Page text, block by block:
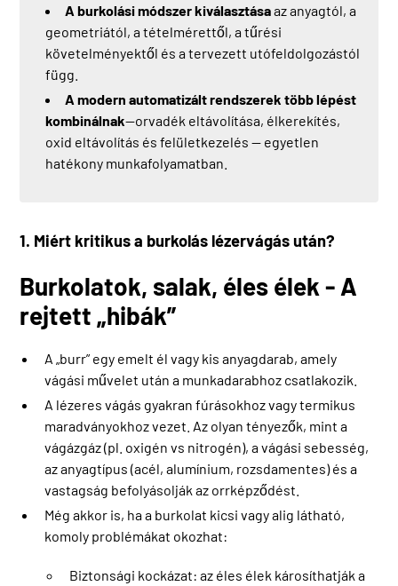
A burkolási módszer kiválasztásaaz anyagtól, a
geometriától, a tételmérettől, a tűrési
követelményektől és a tervezett utófeldolgozástól
függ.
A modern automatizált rendszerek több lépést
kombinálnak—orvadék eltávolítása, élkerekítés,
oxid eltávolítás és felületkezelés — egyetlen
hatékony munkafolyamatban.
1. Miért kritikus a burkolás lézervágás után?
Burkolatok, salak, éles élek - A
rejtett „hibák”
A „burr” egy emelt él vagy kis anyagdarab, amely
vágási művelet után a munkadarabhoz csatlakozik.
A lézeres vágás gyakran fúrásokhoz vagy termikus
maradványokhoz vezet. Az olyan tényezők, mint a
vágázgáz (pl. oxigén vs nitrogén), a vágási sebesség,
az anyagtípus (acél, alumínium, rozsdamentes) és a
vastagság befolyásolják az orrképződést.
Még akkor is, ha a burkolat kicsi vagy alig látható,
komoly problémákat okozhat:
Biztonsági kockázat: az éles élek károsíthatják a